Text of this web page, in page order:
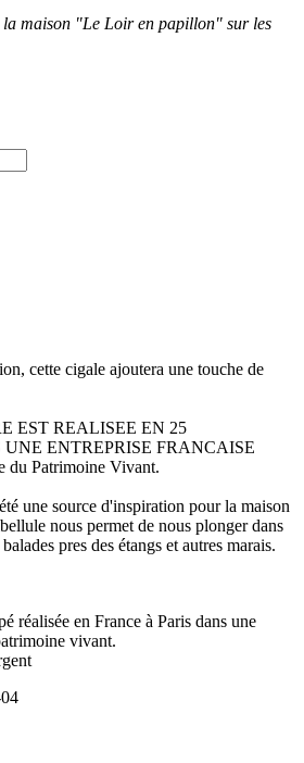
la maison "Le Loir en papillon" sur les
cette cigale ajoutera une touche de
EST REALISEE EN 25
ENTREPRISE FRANCAISE
Patrimoine Vivant.
une source d'inspiration pour la maison
nous permet de nous plonger dans
pres des étangs et autres marais.
réalisée en France à Paris dans une
vivant.